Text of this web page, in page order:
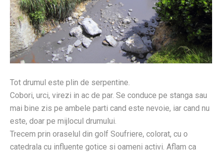
Tot drumul este plin de serpentine.
Cobori, urci, virezi in ac de par. Se conduce pe stanga sau
mai bine zis pe ambele parti cand este nevoie, iar cand nu
este, doar pe mijlocul drumului.
Trecem prin oraselul din golf Soufriere, colorat, cu o
catedrala cu influente gotice si oameni activi. Aflam ca